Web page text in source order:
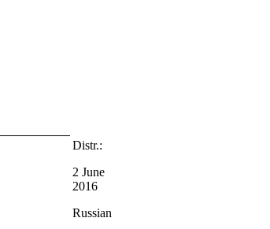
Distr.:
2 June
2016
Russian